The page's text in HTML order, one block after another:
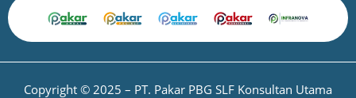
Copyright © 2025 – PT. Pakar PBG SLF Konsultan Utama